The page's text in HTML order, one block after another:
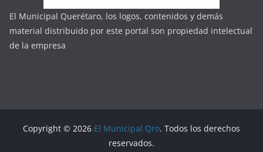
El Municipal Querétaro, los logos, contenidos y demás
material distribuido por este portal son propiedad intelectual
de la empresa
Copyright © 2026 El Municipal Qro. Todos los derechos
reservados.